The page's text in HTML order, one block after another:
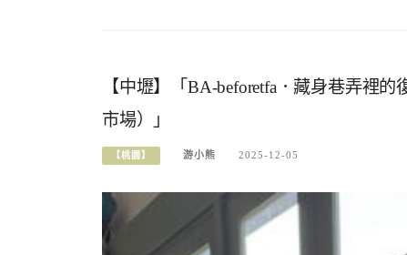
【中壢】「BA-beforetfa．藏身巷弄裡
市場）」
【桃園】 游小熊 2025-12-05